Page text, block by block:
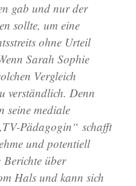
gab und nur der
sollte, um eine
ohne Urteil
Sarah Sophie
Vergleich
verständlich. Denn
seine mediale
Pädagogin“ schafft
und potentiell
Berichte über
Hals und kann sich